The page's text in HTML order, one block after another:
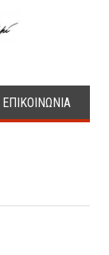
ΕΠΙΚΟΙΝΩΝΙΑ